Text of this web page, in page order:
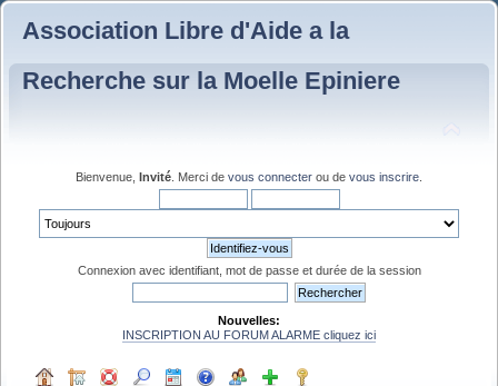
Association Libre d'Aide a la
Recherche sur la Moelle Epiniere
Bienvenue, Invité . Merci de vous connecter ou de vous inscrire
Connexion avec identifiant, mot de passe et durée de la session
Nouvelles:
INSCRIPTION AU FORUM ALARME cliquez ici